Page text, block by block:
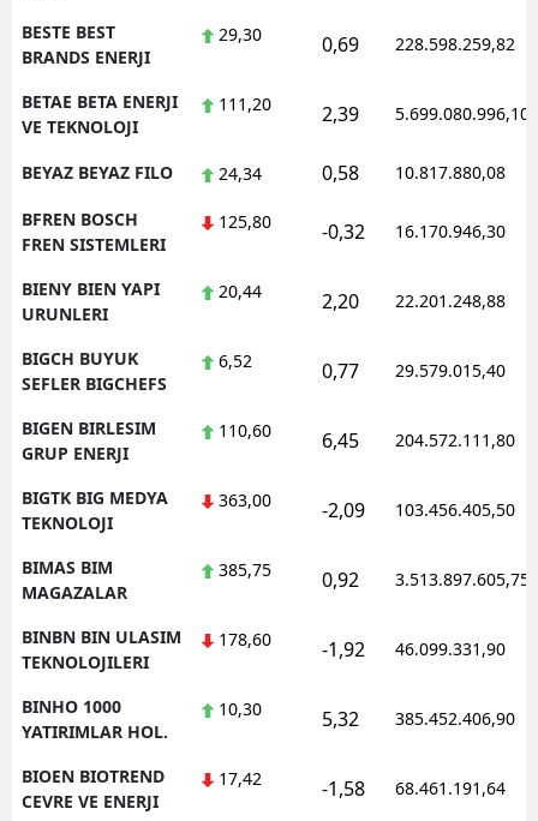
BESTE BEST
BRANDS ENERJI
29,30 0,69 228.598.259,82
BETAE BETA ENERJI
VE TEKNOLOJI
111,20 2,39 5.699.080.996,10
BEYAZ BEYAZ FILO 24,34 0,58 10.817.880,08
BFREN BOSCH
FREN SISTEMLERI
125,80 -0,32 16.170.946,30
BIENY BIEN YAPI
URUNLERI
20,44 2,20 22.201.248,88
BIGCH BUYUK
SEFLER BIGCHEFS
6,52 0,77 29.579.015,40
BIGEN BIRLESIM
GRUP ENERJI
110,60 6,45 204.572.111,80
BIGTK BIG MEDYA
TEKNOLOJI
363,00 -2,09 103.456.405,50
BIMAS BIM
MAGAZALAR
385,75 0,92 3.513.897.605,75
BINBN BIN ULASIM
TEKNOLOJILERI
178,60 -1,92 46.099.331,90
BINHO 1000
YATIRIMLAR HOL.
10,30 5,32 385.452.406,90
BIOEN BIOTREND
CEVRE VE ENERJI
17,42 -1,58 68.461.191,64